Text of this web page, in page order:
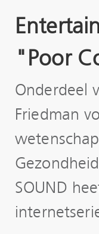
"Poor
Onderdeel
Friedman
SOUND